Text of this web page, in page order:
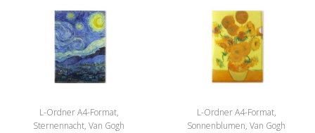
L-Ordner A4-Format,
Sternennacht, Van Gogh
L-Ordner A4-Format,
Sonnenblumen, Van Gogh